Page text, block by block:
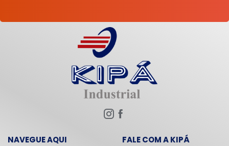
nos uma
NAVEGUE AQUI
FALE COM A KIPÁ